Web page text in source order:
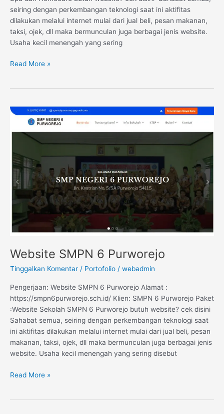
seiring dengan perkembangan teknologi saat ini aktifitas
dilakukan melalui internet mulai dari jual beli, pesan makanan,
taksi, ojek, dll maka bermunculan juga berbagai jenis website.
Usaha kecil menengah yang sering
Read More »
Website SMPN 6 Purworejo
Tinggalkan Komentar / Portofolio / webadmin
Pengerjaan: Website SMPN 6 Purworejo Alamat :
https://smpn6purworejo.sch.id/ Klien: SMPN 6 Purworejo Paket
:Website Sekolah SMPN 6 Purworejo butuh website? cek disini
Sahabat semua, seiring dengan perkembangan teknologi saat
ini aktifitas dilakukan melalui internet mulai dari jual beli, pesan
makanan, taksi, ojek, dll maka bermunculan juga berbagai jenis
website. Usaha kecil menengah yang sering disebut
Website
SMPN
6
Purworejo
Read More »